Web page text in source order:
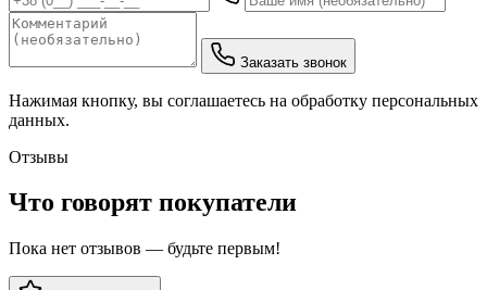
Заказать звонок
Нажимая кнопку, вы соглашаетесь на обработку персональных
данных.
Отзывы
Что говорят покупатели
Пока нет отзывов — будьте первым!